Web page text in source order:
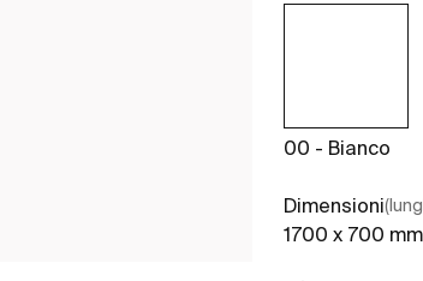
00 - Bianco
Dimensioni
1700 x 700 mm